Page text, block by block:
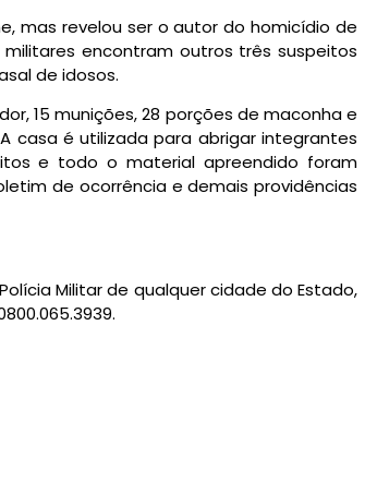
mas revelou ser o autor do homicídio de
encontram outros três suspeitos
de idosos.
15 munições, 28 porções de maconha e
casa é utilizada para abrigar integrantes
e todo o material apreendido foram
de ocorrência e demais providências
Militar de qualquer cidade do Estado,